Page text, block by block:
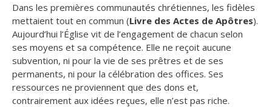
Dans les premières communautés chrétiennes, les fidèles
mettaient tout en commun (Livre des Actes de Apôtres).
Aujourd’hui l’Église vit de l’engagement de chacun selon
ses moyens et sa compétence. Elle ne reçoit aucune
subvention, ni pour la vie de ses prêtres et de ses
permanents, ni pour la célébration des offices. Ses
ressources ne proviennent que des dons et,
contrairement aux idées reçues, elle n’est pas riche.